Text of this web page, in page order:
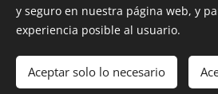
Imperio A&P Inmobiliaria.
Todos los derechos
y seguro en nuestra página web, y
experiencia posible al usuario.
Aceptar solo lo necesario